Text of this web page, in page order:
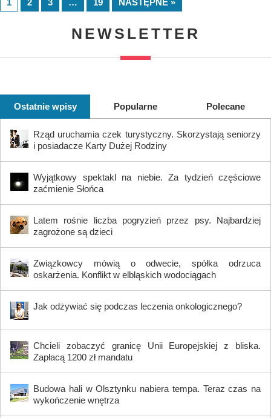
NEWSLETTER
Ostatnie wpisy Popularne Polecane
Rząd uruchamia czek turystyczny. Skorzystają seniorzy
i posiadacze Karty Dużej Rodziny
Wyjątkowy spektakl na niebie. Za tydzień częściowe
zaćmienie Słońca
Latem rośnie liczba pogryzień przez psy. Najbardziej
zagrożone są dzieci
Związkowcy mówią o odwecie, spółka odrzuca
oskarżenia. Konflikt w elbląskich wodociągach
Jak odżywiać się podczas leczenia onkologicznego?
Chcieli zobaczyć granicę Unii Europejskiej z bliska.
Zapłacą 1200 zł mandatu
Budowa hali w Olsztynku nabiera tempa. Teraz czas na
wykończenie wnętrza